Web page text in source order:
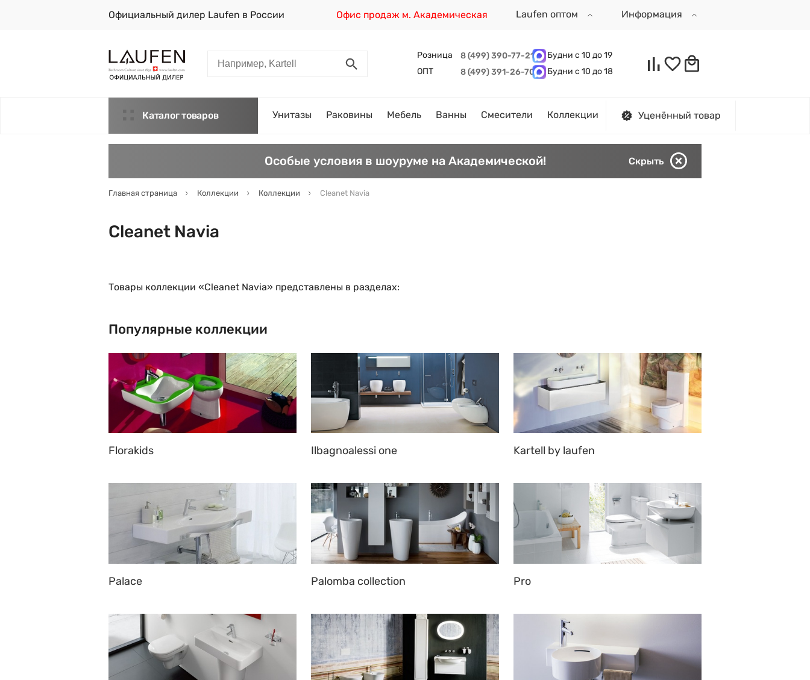
Официальный дилер Laufen в России Офис продаж м. Академическая Laufen оптом Информация
Розница 8 (499) 390-77-21
Будни с 10 до 19
ОПТ
8 (499) 391-26-70 Будни с 10 до 18
Каталог товаров Унитазы Раковины Мебель Ванны Смесители Коллекции Уценённый товар
Особые условия в шоуруме на Академической! Скрыть
Главная страница Коллекции Коллекции Cleanet Navia
Cleanet Navia
Товары коллекции «Cleanet Navia» представлены в разделах:
Популярные коллекции
Florakids Ilbagnoalessi one Kartell by laufen
Palace Palomba collection Pro